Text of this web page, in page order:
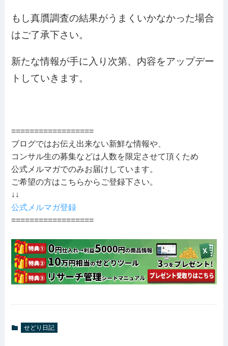
もし真贋調査の結果がうまくいかなかった場合
はご了承下さい。
新たな情報が手に入り次第、内容をアップデー
トしていきます。
==================
ブログではお伝え出来ない新鮮な情報や、
コンサル生の募集などは人数を限定させて頂くため
公式メルマガでのみお届けしています。
ご希望の方はこちらからご登録下さい。
↓↓
公式メルマガ登録
==================
せどり日記